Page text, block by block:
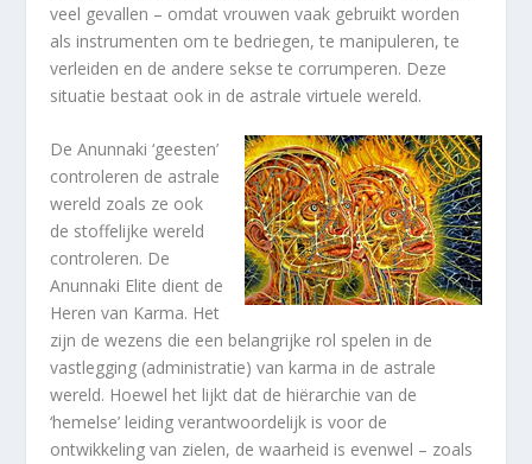
veel gevallen – omdat vrouwen vaak gebruikt worden
als instrumenten om te bedriegen, te manipuleren, te
verleiden en de andere sekse te corrumperen. Deze
situatie bestaat ook in de astrale virtuele wereld.
De Anunnaki ‘geesten’
controleren de astrale
wereld zoals ze ook
de stoffelijke wereld
controleren. De
Anunnaki Elite dient de
Heren van Karma. Het
zijn de wezens die een belangrijke rol spelen in de
vastlegging (administratie) van karma in de astrale
wereld. Hoewel het lijkt dat de hiërarchie van de
‘hemelse’ leiding verantwoordelijk is voor de
ontwikkeling van zielen, de waarheid is evenwel – zoals